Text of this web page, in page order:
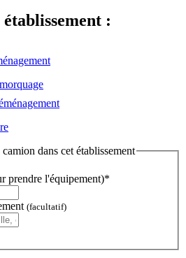
établissement :
dans cet établissement
prendre l'équipement)*
(facultatif)